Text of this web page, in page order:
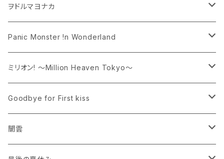
トップス
CD
アパレル
トップス
CD
ランチェキ
ヲドルマヨナカ
CD
ランチェキ
Panic Monster !n Wonderland
ランチェキ
CD
ミリオン! 〜Million Heaven Tokyo〜
アパレル
トップス
ランチェキ
Goodbye for First kiss
アパレル
トップス
闇雲